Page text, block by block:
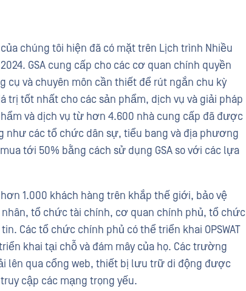
của chúng tôi hiện đã có mặt trên Lịch trình Nhiều
GSA cung cấp cho các cơ quan chính quyền
cụ và chuyên môn cần thiết để rút ngắn chu kỳ
trị tốt nhất cho các sản phẩm, dịch vụ và giải pháp
và dịch vụ từ hơn 4.600 nhà cung cấp đã được
như các tổ chức dân sự, tiểu bang và địa phương
tới 50% bằng cách sử dụng GSA so với các lựa
1.000 khách hàng trên khắp thế giới, bảo vệ
tổ chức tài chính, cơ quan chính phủ, tổ chức
Các tổ chức chính phủ có thể triển khai OPSWAT
khai tại chỗ và đám mây của họ. Các trường
lên qua cổng web, thiết bị lưu trữ di động được
cập các mạng trọng yếu.